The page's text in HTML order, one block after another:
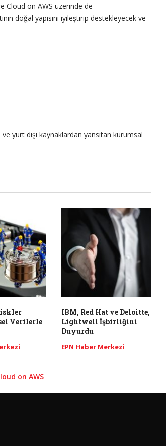
Cloud on AWS üzerinde de
doğal yapısını iyileştirip destekleyecek ve
yurt dışı kaynaklardan yansıtan kurumsal
Verilerle
IBM, Red Hat ve Deloitte,
Lightwell İşbirliğini
Duyurdu
EPN Haber Merkezi
on AWS